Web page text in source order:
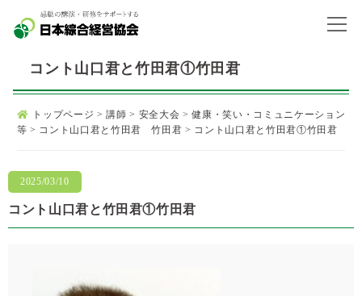
コント山口君と竹田君①竹田君
トップページ >講師 > 安全大会 >健康・笑い・コミュニケーション
等 > コント山口君と竹田君 竹田君 > コント山口君と竹田君①竹田君
コント山口君と竹田君①竹田君
2025/03/10